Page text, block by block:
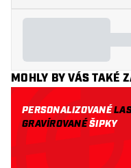
MOHLY BY VÁS TAKÉ
PERSONALIZOVANÉ
GRAVÍROVANÉŠIPKY